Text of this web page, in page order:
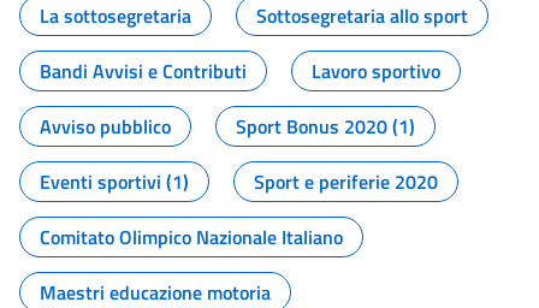
La sottosegretaria
Sottosegretaria allo sport
Bandi Avvisi e Contributi
Lavoro sportivo
Avviso pubblico
Sport Bonus 2020 (1)
Eventi sportivi (1)
Sport e periferie 2020
Comitato Olimpico Nazionale Italiano
Maestri educazione motoria